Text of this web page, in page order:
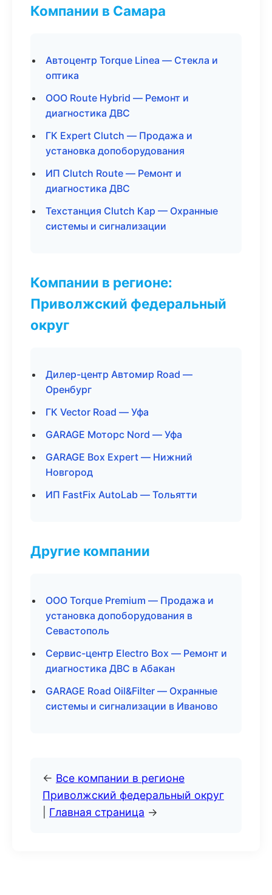
Компании в Самара
Автоцентр Torque Linea — Стекла и
оптика
ООО Route Hybrid — Ремонт и
диагностика ДВС
ГК Expert Clutch — Продажа и
установка допоборудования
ИП Clutch Route — Ремонт и
диагностика ДВС
Техстанция Clutch Кар — Охранные
системы и сигнализации
Компании в регионе:
Приволжский федеральный
округ
Дилер-центр Автомир Road —
Оренбург
ГК Vector Road — Уфа
GARAGE Моторс Nord — Уфа
GARAGE Box Expert — Нижний
Новгород
ИП FastFix AutoLab — Тольятти
Другие компании
ООО Torque Premium — Продажа и
установка допоборудования в
Севастополь
Сервис-центр Electro Box — Ремонт и
диагностика ДВС в Абакан
GARAGE Road Oil&Filter — Охранные
системы и сигнализации в Иваново
← Все компании в регионе
Приволжский федеральный округ
Главная страница →